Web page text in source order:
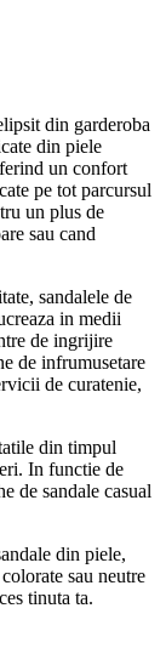
din garderoba
din piele
un confort
pe tot parcursul
un plus de
sau cand
sandalele de
in medii
de ingrijire
de infrumusetare
de curatenie,
din timpul
In functie de
de sandale casual
din piele,
sau neutre
tinuta ta.